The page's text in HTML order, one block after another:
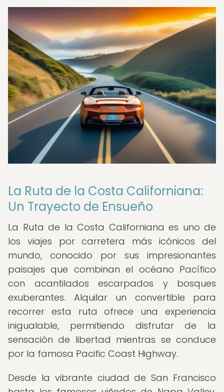
La Ruta de la Costa Californiana:
Un Trayecto de Ensueño
La Ruta de la Costa Californiana es uno de
los viajes por carretera más icónicos del
mundo, conocido por sus impresionantes
paisajes que combinan el océano Pacífico
con acantilados escarpados y bosques
exuberantes. Alquilar un convertible para
recorrer esta ruta ofrece una experiencia
inigualable, permitiendo disfrutar de la
sensación de libertad mientras se conduce
por la famosa Pacific Coast Highway.
Desde la vibrante ciudad de San Francisco